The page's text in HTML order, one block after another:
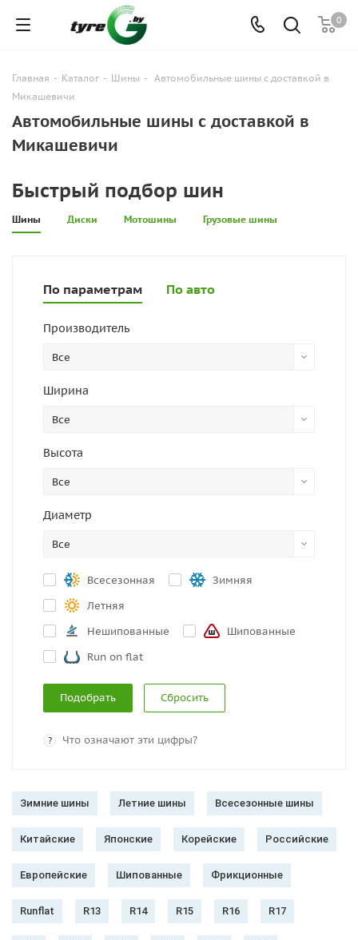
0
Главная - Каталог - Шины - Автомобильные шины с доставкой в
Микашевичи
Автомобильные шины с доставкой в
Микашевичи
Быстрый подбор шин
Шины Диски Мотошины Грузовые шины
По параметрам По авто
Производитель
Все
Ширина
Все
Высота
Все
Диаметр
Все
Всесезонная
Зимняя
Летняя
Нешипованные
Шипованные
Run on flat
Сбросить
? Что означают эти цифры?
Зимние шины Летние шины Всесезонные шины
Китайские Японские Корейские Российские
Европейские Шипованные Фрикционные
Runflat R13 R14 R15 R16 R17